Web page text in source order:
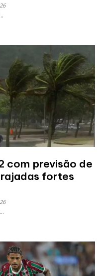
com previsão de
fortes